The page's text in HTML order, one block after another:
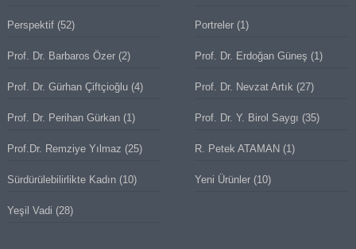
Perspektif(52) Portreler (1)
Prof. Dr. Barbaros Özer(2) Prof. Dr. Erdoğan Güneş (1)
Prof. Dr. Gürhan Çiftçioğlu(4) Prof. Dr. Nevzat Artık (27)
Prof. Dr. Perihan Gürkan(1) Prof. Dr. Y. Birol Saygı (35)
Prof.Dr. Remziye Yılmaz (25) R. Petek ATAMAN (1)
Sürdürülebilirlikte Kadın(10) Yeni Ürünler (10)
Yeşil Vadi (28)